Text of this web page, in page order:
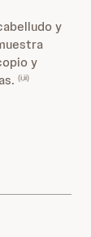
y
y
(i,ii)